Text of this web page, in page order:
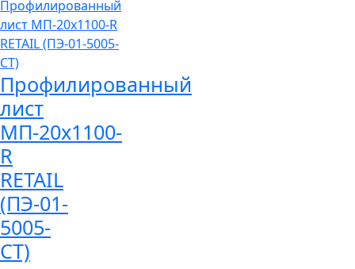
Профилированный
лист
МП-20x1100-
R
RETAIL
(ПЭ-01-
5005-
СТ)